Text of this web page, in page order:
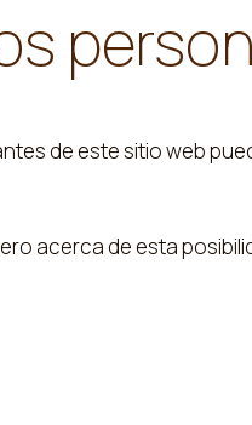
de este sitio web
acerca de esta